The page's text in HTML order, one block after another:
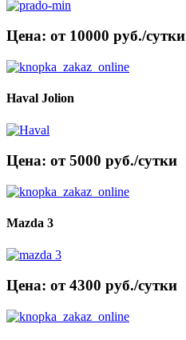
Цена: от 10000 руб./сутки
Haval Jolion
Цена: от 5000 руб./сутки
Mazda 3
Цена: от 4300 руб./сутки